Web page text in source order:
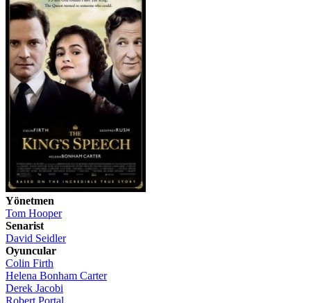
Yönetmen
Tom Hooper
Senarist
David Seidler
Oyuncular
Colin Firth
Helena Bonham Carter
Derek Jacobi
Robert Portal